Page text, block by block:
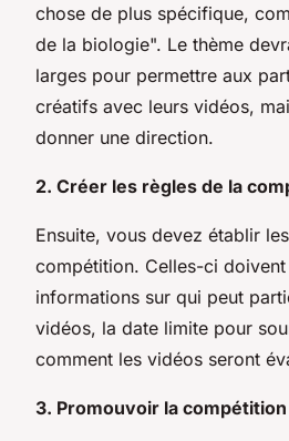
chose de plus spécifique,
de la biologie". Le thème
larges pour permettre aux
créatifs avec leurs vidéos,
donner une direction.
2. Créer les règles de la
Ensuite, vous devez établir
compétition. Celles-ci
informations sur qui peut
vidéos, la date limite pour
comment les vidéos seront
3. Promouvoir la compétition